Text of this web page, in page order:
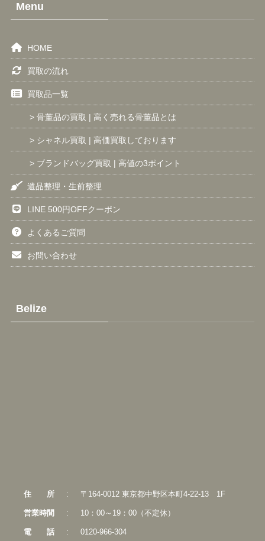
Menu
HOME
買取の流れ
買取品一覧
> 骨董品の買取 | 高く売れる骨董品とは
> シャネル買取 | 高価買取しております
> ブランドバッグ買取 | 高値の3ポイント
遺品整理・生前整理
LINE 500円OFFクーポン
よくあるご質問
お問い合わせ
Belize
住 所 : 〒164-0012 東京都中野区本町4-22-13 1F
営業時間 : 10：00～19：00（不定休）
電話 : 0120-966-304